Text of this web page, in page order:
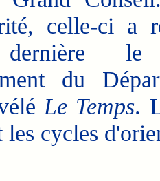
celle-ci a
dernière
du
Le Temps.
les cycles